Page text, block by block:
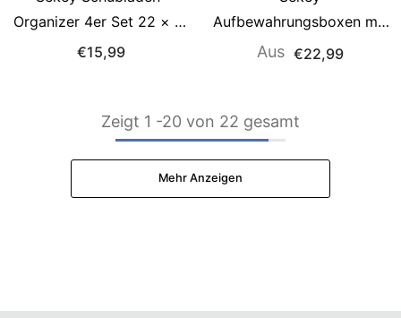
Organizer 4er Set 22 × 51
× 11 cm – Faltbare
Bodenplatte,
Aufbewahrungsbox für
Kleidung, Unterwäsche, T-
Shirts & Accessoires
€15,99
Aufbewahrungsboxen mit
Deckel & Griffen – Faltbare
für Kleiderschrank & Regal
– 3er/6er Set, Holzoptik
Aus €22,99
Zeigt 1 -20 von 22 gesamt
Mehr Anzeigen